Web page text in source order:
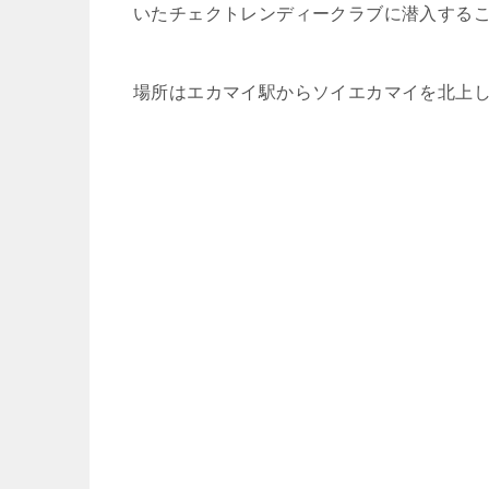
いたチェクトレンディークラブに潜入するこ
場所はエカマイ駅からソイエカマイを北上